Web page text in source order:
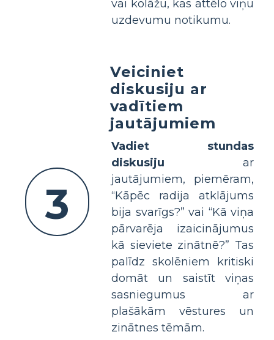
vai kolāžu, kas attēlo viņu
uzdevumu notikumu.
3
Veiciniet
diskusiju ar
vadītiem
jautājumiem
Vadiet stundas
diskusiju ar
jautājumiem, piemēram,
“Kāpēc radija atklājums
bija svarīgs?” vai “Kā viņa
pārvarēja izaicinājumus
kā sieviete zinātnē?” Tas
palīdz skolēniem kritiski
domāt un saistīt viņas
sasniegumus ar
plašākām vēstures un
zinātnes tēmām.